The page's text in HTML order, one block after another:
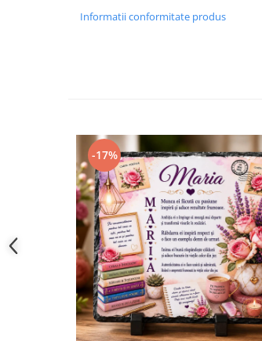
Informatii conformitate produs
-17%